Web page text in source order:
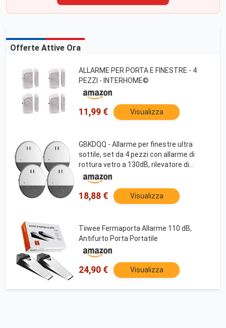
Offerte Attive Ora
ALLARME PER PORTA E FINESTRE - 4
PEZZI - INTERHOME©
11,99 € Visualizza
GBKDQQ - Allarme per finestre ultra
sottile, set da 4 pezzi con allarme di
rottura vetro a 130dB, rilevatore di
rottura vetro, allarme per porte e
finestre, mini sistema di allarme adesivo
con sensore
18,88 € Visualizza
Tiiwee Fermaporta Allarme 110 dB,
Antifurto Porta Portatile
24,90 € Visualizza